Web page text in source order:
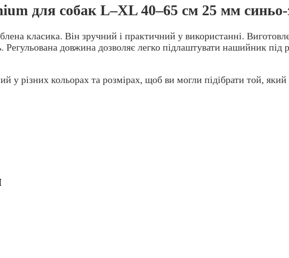
для собак L–XL 40–65 см 25 мм синьо-
класика. Він зручний і практичний у використанні.
Регульована довжина дозволяє легко підлаштувати нашийник
різних кольорах та розмірах, щоб ви могли підібрати той,